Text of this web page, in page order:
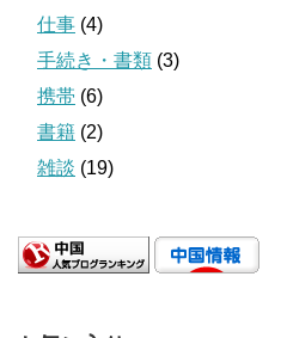
仕事 (4)
手続き・書類 (3)
携帯 (6)
書籍 (2)
雑談 (19)